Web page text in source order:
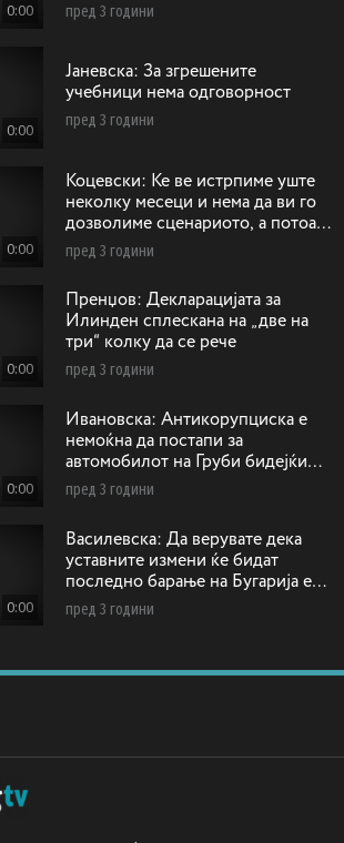
0:00 пред 3 години
0:00
Jaневска: За згрешените
учебници нема одговорност
пред 3 години
0:00
Коцевски: Ќе ве истрпиме уште
неколку месеци и нема да ви го
дозволиме сценариото, а потоа
ќе има одговорност
пред 3 години
0:00
Пренџов: Декларацијата за
Илинден сплескана на „две на
три“ колку да се рече
пред 3 години
0:00
Ивановска: Антикорупциска е
немоќна да постапи за
автомобилот на Груби бидејќи
возилото било регистрирано на
пред 3 години
0:00
Василевска: Да верувате дека
уставните измени ќе бидат
последно барање на Бугарија е
како да прифатиме дека ќе се
пред 3 години